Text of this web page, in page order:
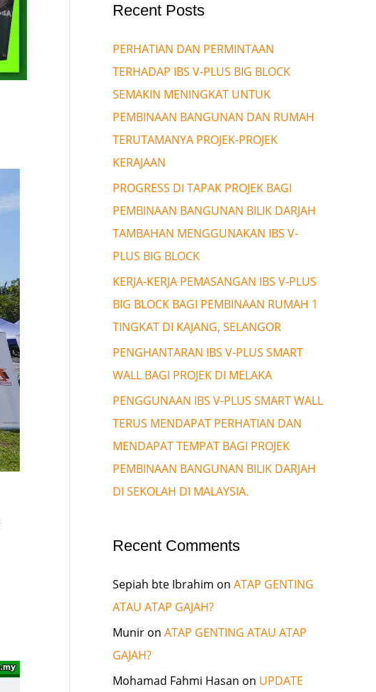
Recent Posts
PERHATIAN DAN PERMINTAAN
TERHADAP IBS V-PLUS BIG BLOCK
SEMAKIN MENINGKAT UNTUK
PEMBINAAN BANGUNAN DAN RUMAH
TERUTAMANYA PROJEK-PROJEK
KERAJAAN
PROGRESS DI TAPAK PROJEK BAGI
PEMBINAAN BANGUNAN BILIK DARJAH
TAMBAHAN MENGGUNAKAN IBS V-
PLUS BIG BLOCK
KERJA-KERJA PEMASANGAN IBS V-PLUS
BIG BLOCK BAGI PEMBINAAN RUMAH 1
TINGKAT DI KAJANG, SELANGOR
PENGHANTARAN IBS V-PLUS SMART
WALL BAGI PROJEK DI MELAKA
PENGGUNAAN IBS V-PLUS SMART WALL
TERUS MENDAPAT PERHATIAN DAN
MENDAPAT TEMPAT BAGI PROJEK
PEMBINAAN BANGUNAN BILIK DARJAH
DI SEKOLAH DI MALAYSIA.
Recent Comments
Sepiah bte Ibrahim on ATAP GENTING
ATAU ATAP GAJAH?
Munir on ATAP GENTING ATAU ATAP
GAJAH?
Mohamad Fahmi Hasan on UPDATE